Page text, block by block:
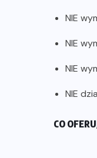
NIE
NIE
NIE
NIE
CO